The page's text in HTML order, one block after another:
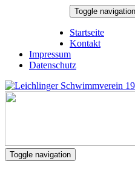
Toggle navigation
Startseite
Kontakt
Impressum
Datenschutz
Toggle navigation